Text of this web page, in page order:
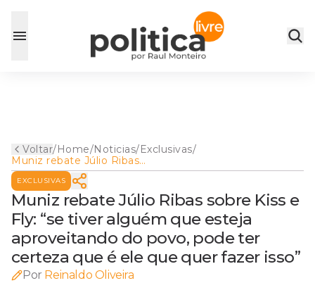
Voltar/Home/Noticias/Exclusivas/
Muniz rebate Júlio Ribas
sobre Kiss e Fly: “se tiver
alguém que esteja
aproveitando do povo, pode
ter certeza que é ele que
quer fazer isso”
EXCLUSIVAS
Muniz rebate Júlio Ribas sobre Kiss e
Fly: “se tiver alguém que esteja
aproveitando do povo, pode ter
certeza que é ele que quer fazer isso”
Por Reinaldo Oliveira